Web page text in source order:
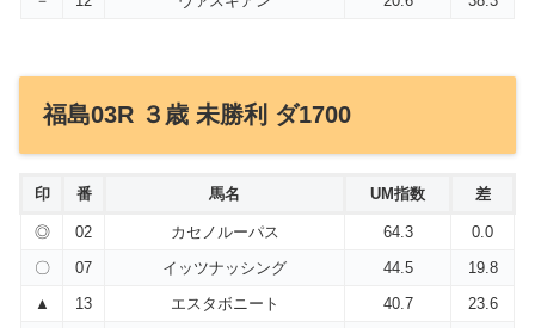
福島03R ３歳 未勝利 ダ1700
印 番 馬名 UM指数 差
◎ 02 カセノルーパス 64.3
0.0
〇
07 イッツナッシング 44.5
19.8
▲
13 エスタボニート 40.7
23.6